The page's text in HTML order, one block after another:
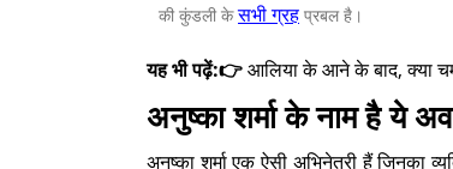
की कुंडली केसभी ग्रह प्रबल है।
यह भी पढ़ें:👉आलिया के आने के बाद, क्या
अनुष्का शर्मा के नाम है ये
अनुष्का शर्मा एक ऐसी अभिनेत्री हैं जिनका